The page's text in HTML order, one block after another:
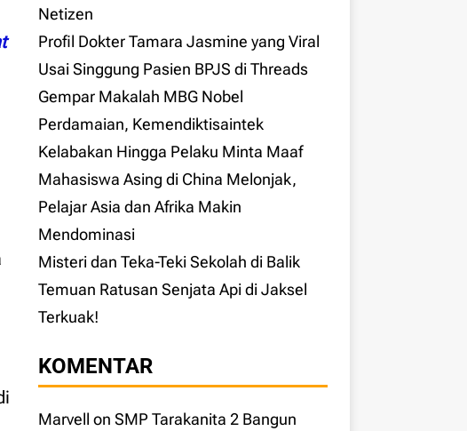
Netizen
Profil Dokter Tamara Jasmine yang Viral
Usai Singgung Pasien BPJS di Threads
Gempar Makalah MBG Nobel
Perdamaian, Kemendiktisaintek
Kelabakan Hingga Pelaku Minta Maaf
Mahasiswa Asing di China Melonjak,
Pelajar Asia dan Afrika Makin
Mendominasi
Misteri dan Teka-Teki Sekolah di Balik
Temuan Ratusan Senjata Api di Jaksel
Terkuak!
KOMENTAR
Marvell on SMP Tarakanita 2 Bangun